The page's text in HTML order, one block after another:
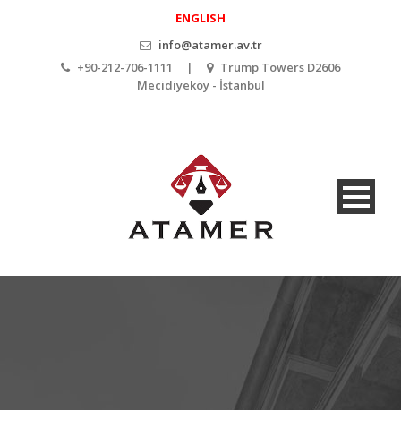
ENGLISH
info@atamer.av.tr
+90-212-706-1111 |
Trump Towers D2606
Mecidiyeköy - İstanbul